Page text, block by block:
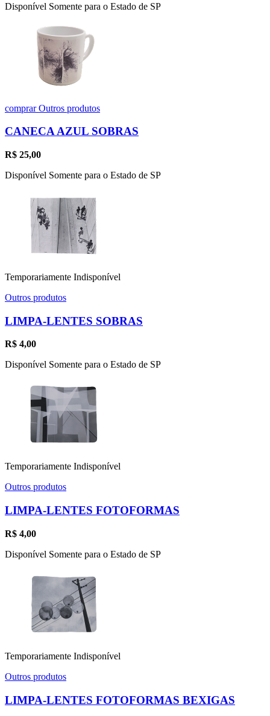
Disponível Somente para o Estado de SP
comprarOutros produtos
CANECA AZUL SOBRAS
R$ 25,00
Disponível Somente para o Estado de SP
Temporariamente Indisponível
Outros produtos
LIMPA-LENTES SOBRAS
R$ 4,00
Disponível Somente para o Estado de SP
Temporariamente Indisponível
Outros produtos
LIMPA-LENTES FOTOFORMAS
R$ 4,00
Disponível Somente para o Estado de SP
Temporariamente Indisponível
Outros produtos
LIMPA-LENTES FOTOFORMAS BEXIGAS